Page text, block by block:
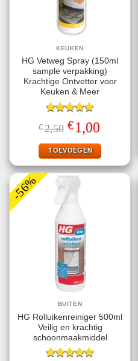
KEUKEN
HG Vetweg Spray (150ml
sample verpakking)
Krachtige Ontvetter voor
Keuken & Meer
Gewaardeerd
4.71uit 5
€2,50 Oorspronkelijke
prijs
was:
€2,50.
€1,00
is:
€1,00.
TOEVOEGEN
-56%
BUITEN
HG Rolluikenreiniger 500ml
Veilig en krachtig
schoonmaakmiddel